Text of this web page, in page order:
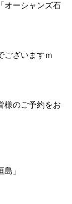
ーシャンズ石
ございますｍ
のご予約をお
」